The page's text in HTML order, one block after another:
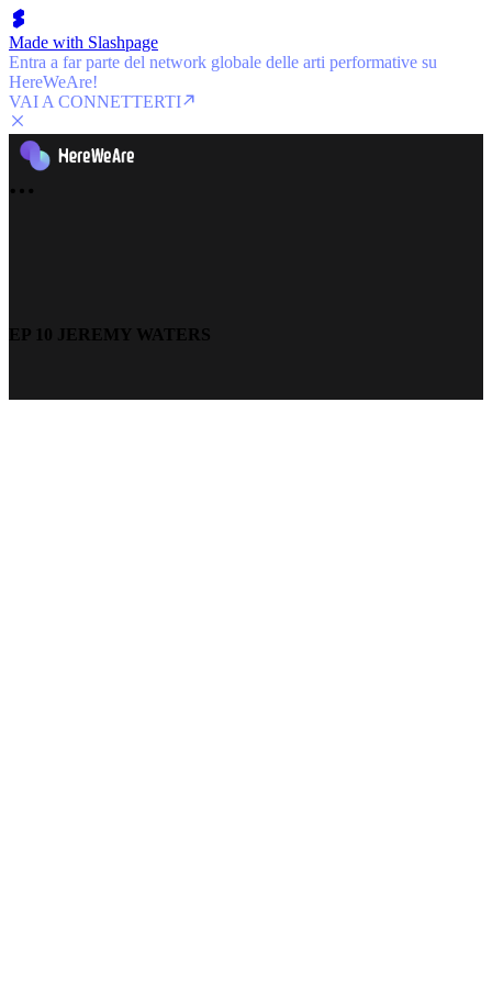
Made with Slashpage
Entra a far parte del network globale delle arti performative su
HereWeAre!
VAI A CONNETTERTI
EP 10 JEREMY WATERS